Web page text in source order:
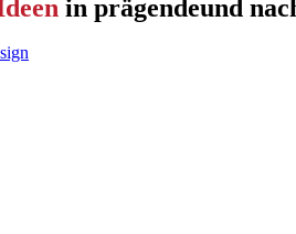
in prägendeund